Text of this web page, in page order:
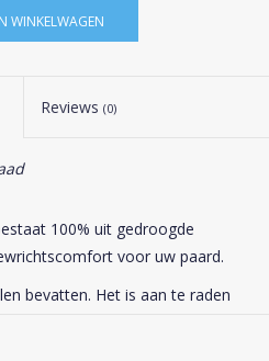
WINKELWAGEN
Reviews (0)
100% uit gedroogde
voor uw paard.
bevatten. Het is aan te raden